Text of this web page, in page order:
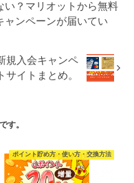
い？マリオットから無料
ャンペーンが届いてい
規入会キャンペ
サイトまとめ。
す。
ポイント貯め方・使い方・交換方法